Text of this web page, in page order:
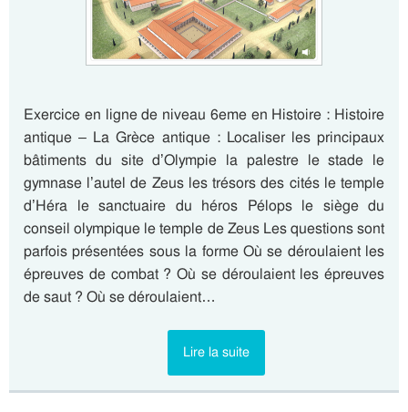
Exercice en ligne de niveau 6eme en Histoire : Histoire
antique – La Grèce antique : Localiser les principaux
bâtiments du site d’Olympie la palestre le stade le
gymnase l’autel de Zeus les trésors des cités le temple
d’Héra le sanctuaire du héros Pélops le siège du
conseil olympique le temple de Zeus Les questions sont
parfois présentées sous la forme Où se déroulaient les
épreuves de combat ? Où se déroulaient les épreuves
de saut ? Où se déroulaient…
Lire la suite